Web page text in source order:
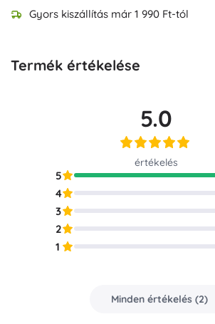
Gyors kiszállítás már 1 990 Ft-tól
Termék értékelése
5.0
értékelés
5
4
3
2
1
Minden értékelés (2)